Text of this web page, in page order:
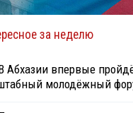
за неделю
Абхазии впервые
молодёжный